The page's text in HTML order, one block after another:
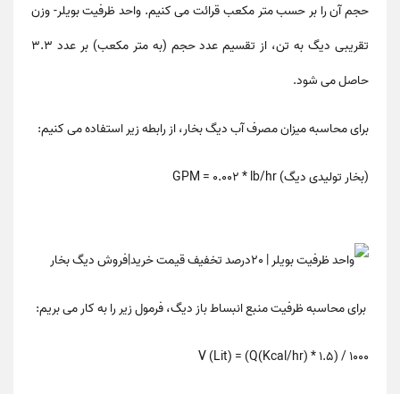
حجم آن را بر حسب متر مکعب قرائت می کنیم. واحد ظرفیت بویلر-وزن
تقریبی دیگ به تن، از تقسیم عدد حجم (به متر مکعب) بر عدد 3.3
حاصل می شود.
برای محاسبه میزان مصرف آب دیگ بخار، از رابطه زیر استفاده می کنیم:
(بخار تولیدی دیگ) GPM = 0.002 * lb/hr
برای محاسبه ظرفیت منبع انبساط باز دیگ، فرمول زیر را به کار می بریم:
V (Lit) = (Q(Kcal/hr) * 1.5) / 1000